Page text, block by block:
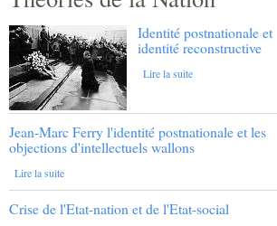
Identité postnationale et
identité reconstructive
Lire la suite
Jean-Marc Ferry l'identité postnationale et les
objections d'intellectuels wallons
Lire la suite
Crise de l'Etat-nation et de l'Etat-social